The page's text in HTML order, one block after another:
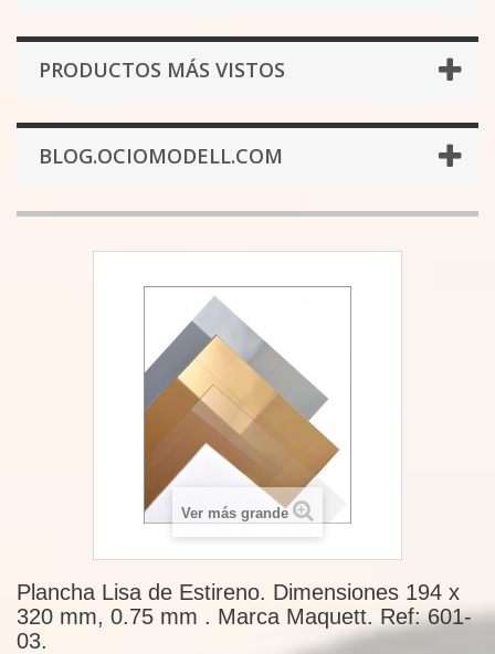
PRODUCTOS MÁS VISTOS
BLOG.OCIOMODELL.COM
Ver más grande
Plancha Lisa de Estireno. Dimensiones 194 x
320 mm, 0.75 mm . Marca Maquett. Ref: 601-
03.